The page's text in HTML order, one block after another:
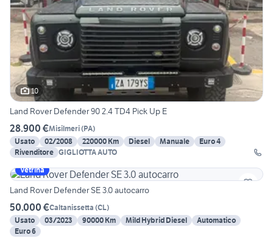
10
Land Rover Defender 90 2.4 TD4 Pick Up E
28.900 €Misilmeri(PA)
Usato
02/2008 220000 Km Diesel Manuale
Euro 4
Rivenditore GIGLIOTTA AUTO
Vetrina
Land Rover Defender SE 3.0 autocarro
50.000 €Caltanissetta (CL)
Usato
03/2023 90000 Km Mild Hybrid Diesel
Automatico
Euro 6